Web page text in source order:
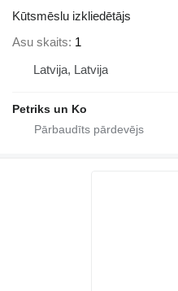
Kūtsmēslu izkliedētājs
Asu skaits 1
Latvija, Latvija
Petriks un Ko